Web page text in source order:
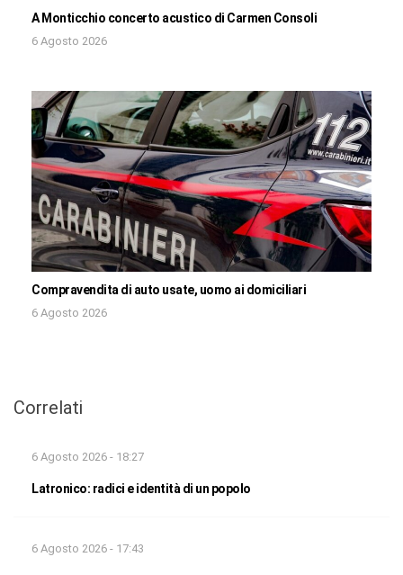
A Monticchio concerto acustico di Carmen Consoli
6 Agosto 2026
Compravendita di auto usate, uomo ai domiciliari
6 Agosto 2026
Correlati
6 Agosto 2026 - 18:27
Latronico: radici e identità di un popolo
6 Agosto 2026 - 17:43